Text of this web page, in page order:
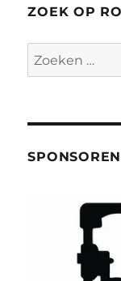
ZOEK OP
Zoeken
naar: